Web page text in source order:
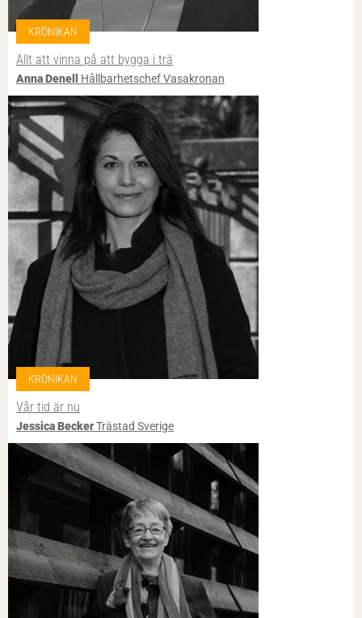
KRÖNIKAN
Allt att vinna på att bygga i trä
Anna Denell Hållbarhetschef Vasakronan
KRÖNIKAN
Vår tid är nu
Jessica BeckerTrästad Sverige